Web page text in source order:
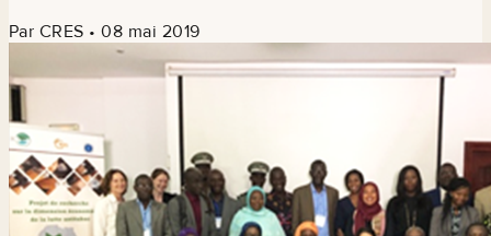
Par CRES • 08 mai 2019